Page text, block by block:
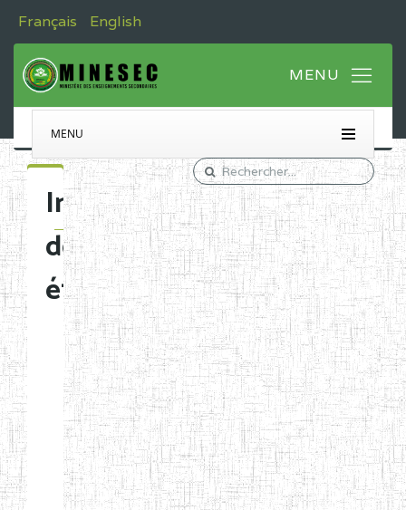
Français English
MENU
Immatriculation
des
établissements
Etablissements
d'enseignement
normal